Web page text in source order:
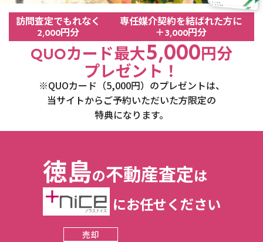
訪問査定でもれなく
2,000円分
専任媒介契約を結ばれた方に
＋3,000円分
QUOカード最大5,000円分
プレゼント！
※QUOカード（5,000円）のプレゼントは、
当サイトからご予約いただいた方限定の
特典になります。
徳島の不動産査定は
にお任せください
売却